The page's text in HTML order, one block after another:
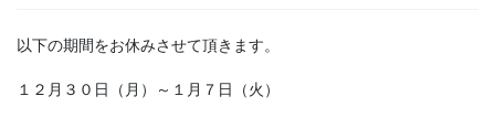
以下の期間をお休みさせて頂きます。
１２月３０日（月）～１月７日（火）